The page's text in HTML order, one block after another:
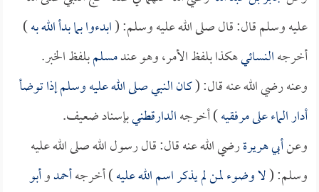
عليه وسلم قال: قال صلى الله عليه وسلم: (ابدءوا بما بدأ الله به)
أخرجهالنسائيهكذا بلفظ الأمر، وهو عندمسلمبلفظ الخبر.
وعنه رضي الله عنه قال: (كان النبي صلى الله عليه وسلم إذا توضأ
أدار الماء على مرفقيه) أخرجهالدارقطنيبإسناد ضعيف.
وعنأبي هريرةرضي الله عنه قال: قال رسول الله صلى الله عليه
وسلم: (لا وضوء لمن لم يذكر اسم الله عليه) أخرجهأحمدوأبو